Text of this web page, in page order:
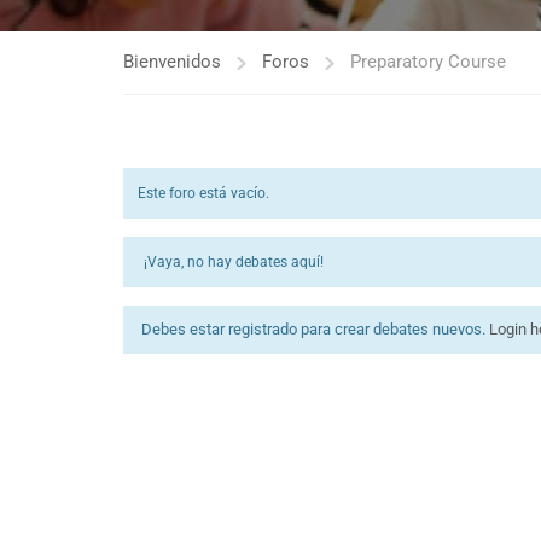
Bienvenidos Foros Preparatory Course
Este foro está vacío.
¡Vaya, no hay debates aquí!
Debes estar registrado para crear debates nuevos. Login